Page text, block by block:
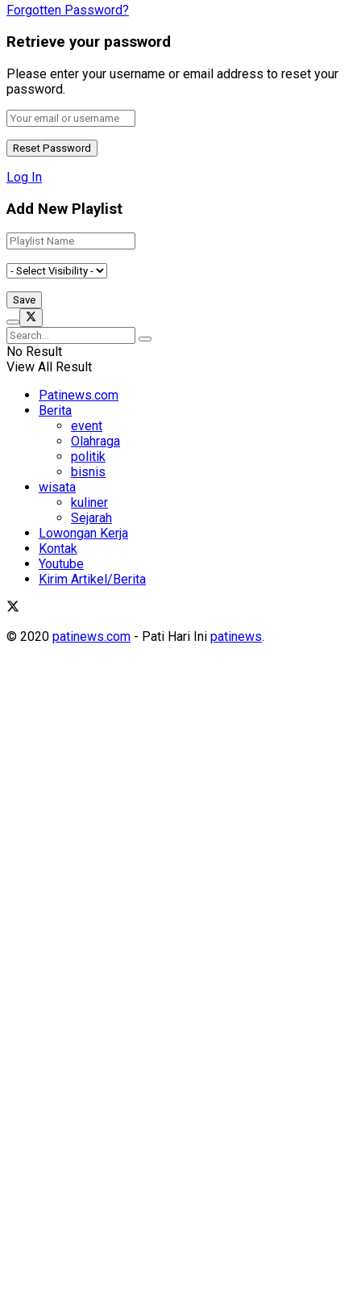
Forgotten Password?
Retrieve your password
Please enter your username or email address to reset your
password.
Log In
Add New Playlist
No Result
View All Result
Patinews.com
Berita
event
Olahraga
politik
bisnis
wisata
kuliner
Sejarah
Lowongan Kerja
Kontak
Youtube
Kirim Artikel/Berita
© 2020 patinews.com - Pati Hari Ini patinews.